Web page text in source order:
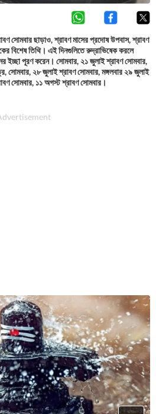
সোমবার ছাড়াও, শ্রাবণ মাসের প্রদোষ উপবাস, শ্রাবণ
বিশেষ তিথি। এই দিনগুলিতে রুদ্রাভিষেক করলে
ইচ্ছা পূরণ করেন। সোমবার, ২১ জুলাই শ্রাবণ সোমবার,
সোমবার, ২৮ জুলাই শ্রাবণ সোমবার, মঙ্গলবার ২৯ জুলাই
সোমবার, ১১ অগস্ট শ্রাবণ সোমবার।